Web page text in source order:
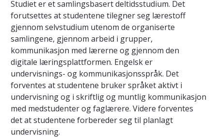
Studiet er et samlingsbasert deltidsstudium. Det
forutsettes at studentene tilegner seg lærestoff
gjennom selvstudium utenom de organiserte
samlingene, gjennom arbeid i grupper,
kommunikasjon med lærerne og gjennom den
digitale læringsplattformen. Engelsk er
undervisnings- og kommunikasjonsspråk. Det
forventes at studentene bruker språket aktivt i
undervisning og i skriftlig og muntlig kommunikasjon
med medstudenter og faglærere. Videre forventes
det at studentene forbereder seg til planlagt
undervisning.